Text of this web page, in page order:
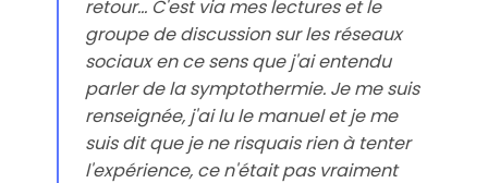
retour... C'est via mes lectures et le
groupe de discussion sur les réseaux
sociaux en ce sens que j'ai entendu
parler de la symptothermie. Je me suis
renseignée, j'ai lu le manuel et je me
suis dit que je ne risquais rien à tenter
l'expérience, ce n'était pas vraiment